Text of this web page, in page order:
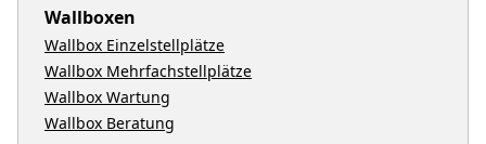
Wallboxen
Wallbox Einzelstellplätze
Wallbox Mehrfachstellplätze
Wallbox Wartung
Wallbox Beratung